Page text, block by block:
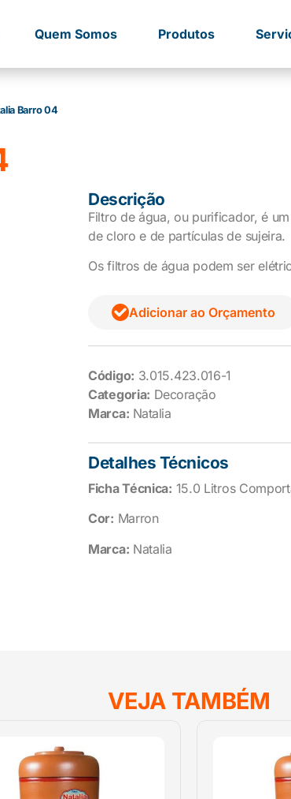
Quem Somos Produtos
Barro 04
Descrição
Filtro de água, ou purificador, é
de cloro e de partículas de sujeira.
Os filtros de água podem ser
Adicionar ao Orçamento
Código: 3.015.423.016-1
Categoria: Decoração
Marca: Natalia
Detalhes Técnicos
Ficha Técnica: 15.0 Litros
Cor: Marron
Marca: Natalia
VEJA TAMBÉM